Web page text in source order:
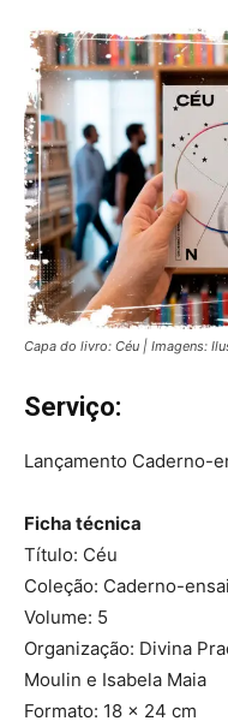
Capa do livro: Céu | Imagens:
Serviço:
Lançamento Caderno-
Ficha técnica
Título: Céu
Coleção: Caderno-
Volume: 5
Organização: Divina
Moulin e Isabela Maia
Formato: 18 × 24 cm